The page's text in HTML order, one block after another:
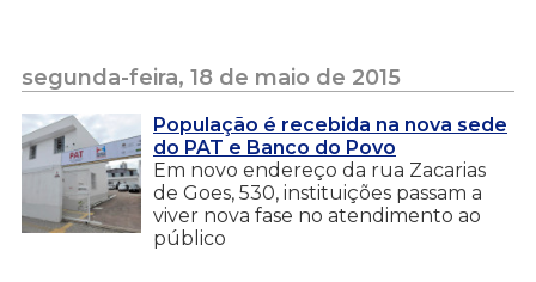
segunda-feira, 18 de maio de 2015
População é recebida na nova sede
do PAT e Banco do Povo
Em novo endereço da rua Zacarias
de Goes, 530, instituições passam a
viver nova fase no atendimento ao
público